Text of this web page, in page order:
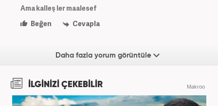
Ama kalleş ler maalesef
Beğen
Cevapla
Daha fazla yorum görüntüle
İLGİNİZİ ÇEKEBİLİR Makroo